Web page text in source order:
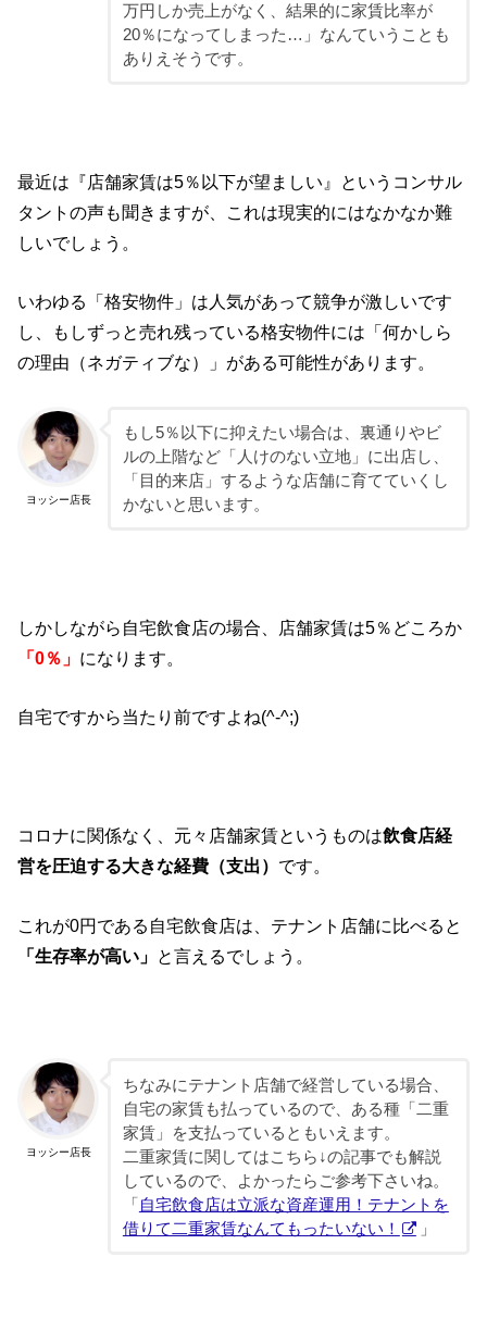
万円しか売上がなく、結果的に家賃比率が
20％になってしまった…」なんていうことも
ありえそうです。
最近は『店舗家賃は5％以下が望ましい』というコンサル
タントの声も聞きますが、これは現実的にはなかなか難
しいでしょう。
いわゆる「格安物件」は人気があって競争が激しいです
し、もしずっと売れ残っている格安物件には「何かしら
の理由（ネガティブな）」がある可能性があります。
ヨッシー店長
もし5％以下に抑えたい場合は、裏通りやビ
ルの上階など「人けのない立地」に出店し、
「目的来店」するような店舗に育てていくし
かないと思います。
しかしながら自宅飲食店の場合、店舗家賃は5％どころか
「0％」 になります。
自宅ですから当たり前ですよね(^-^;)
コロナに関係なく、元々店舗家賃というものは飲食店経
営を圧迫する大きな経費（支出） です。
これが0円である自宅飲食店は、テナント店舗に比べると
「生存率が高い」
と言えるでしょう。
ヨッシー店長
ちなみにテナント店舗で経営している場合、
自宅の家賃も払っているので、ある種「二重
家賃」を支払っているともいえます。
二重家賃に関してはこちら↓の記事でも解説
しているので、よかったらご参考下さいね。
「 自宅飲食店は立派な資産運用！テナントを
借りて二重家賃なんてもったいない！
」